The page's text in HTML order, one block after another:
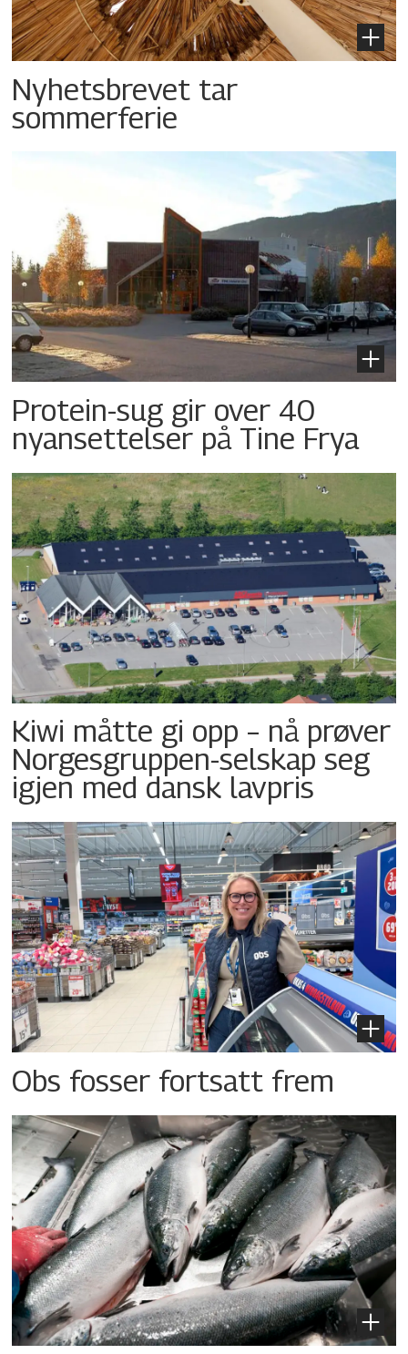
Nyhetsbrevet tar
sommerferie
Protein-sug gir over 40
nyansettelser på Tine Frya
Kiwi måtte gi opp – nå prøver
Norgesgruppen-selskap seg
igjen med dansk lavpris
Obs fosser fortsatt frem